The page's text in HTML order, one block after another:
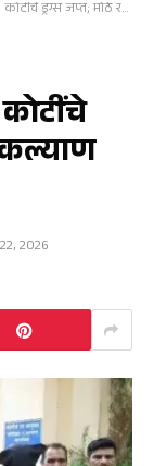
रॅकेट उघड; कल्याण पोलिसांची धडक कारवाई
कल्याण
2026